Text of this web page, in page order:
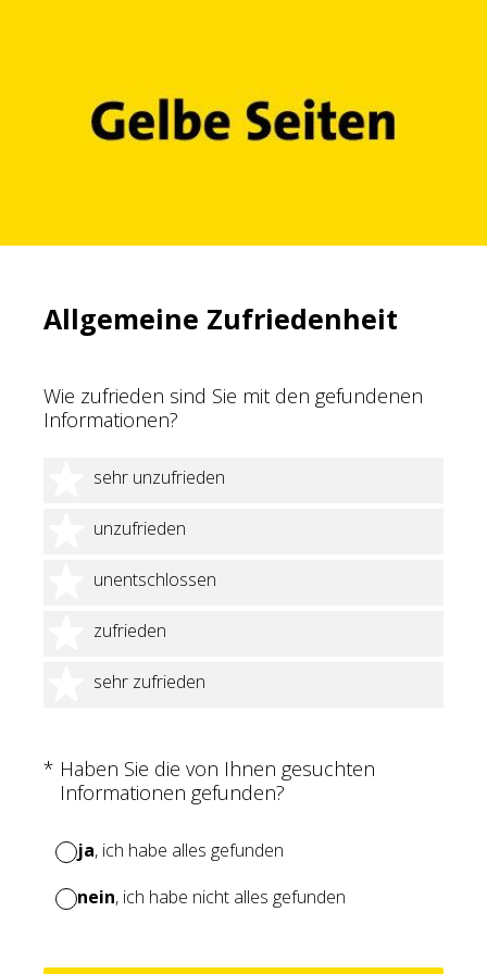
Allgemeine Zufriedenheit
Wie zufrieden sind Sie mit den gefundenen
Informationen?
sehr unzufrieden
1 Stern
unzufrieden
2 Sterne
unentschlossen
3 Sterne
zufrieden
4 Sterne
sehr zufrieden
5 Sterne
* Haben Sie die von Ihnen gesuchten
Informationen gefunden?
(Erforderlich.)
ja, ich habe alles gefunden
nein, ich habe nicht alles gefunden